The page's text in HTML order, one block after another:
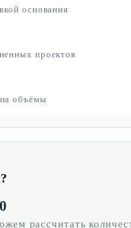
основания
проектов
объёмы
рассчитать